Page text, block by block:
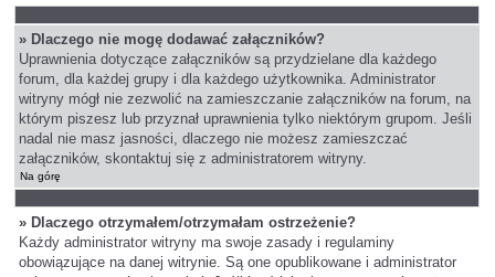
» Dlaczego nie mogę dodawać załączników?
Uprawnienia dotyczące załączników są przydzielane dla każdego
forum, dla każdej grupy i dla każdego użytkownika. Administrator
witryny mógł nie zezwolić na zamieszczanie załączników na forum, na
którym piszesz lub przyznał uprawnienia tylko niektórym grupom. Jeśli
nadal nie masz jasności, dlaczego nie możesz zamieszczać
załączników, skontaktuj się z administratorem witryny.
Na górę
» Dlaczego otrzymałem/otrzymałam ostrzeżenie?
Każdy administrator witryny ma swoje zasady i regulaminy
obowiązujące na danej witrynie. Są one opublikowane i administrator